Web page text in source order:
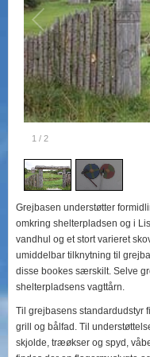
1 / 2
Grejbasen understøtter
omkring shelterpladsen og i
vandhul og et stort varieret
umiddelbar tilknytning til
disse bookes særskilt. Selve
shelterpladsens vagttårn.
Til grejbasens standardudstyr
grill og bålfad. Til
skjolde, træøkser og spyd,